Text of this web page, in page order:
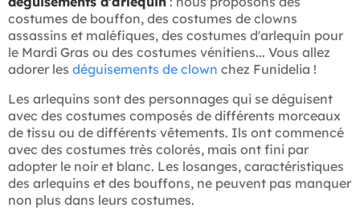
costumes de bouffon, des costumes de clowns
assassins et maléfiques, des costumes d'arlequin pour
le Mardi Gras ou des costumes vénitiens... Vous allez
adorer les déguisements de clown chez Funidelia !
Les arlequins sont des personnages qui se déguisent
avec des costumes composés de différents morceaux
de tissu ou de différents vêtements. Ils ont commencé
avec des costumes très colorés, mais ont fini par
adopter le noir et blanc. Les losanges, caractéristiques
des arlequins et des bouffons, ne peuvent pas manquer
non plus dans leurs costumes.